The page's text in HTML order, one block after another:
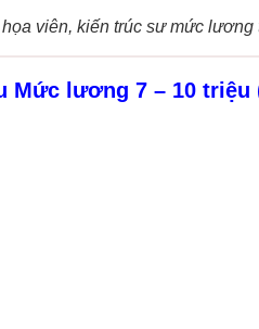
viên, kiến trúc sư mức
Mức lương 7 – 10 triệu